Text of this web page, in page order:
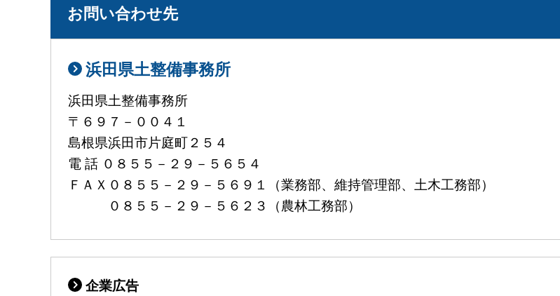
お問い合わせ先
浜田県土整備事務所
浜田県土整備事務所
〒６９７－００４１
島根県浜田市片庭町２５４
電 話 ０８５５－２９－５６５４
ＦＡＸ０８５５－２９－５６９１（業務部、維持管理部、土木工務部）
０８５５－２９－５６２３（農林工務部）
企業広告